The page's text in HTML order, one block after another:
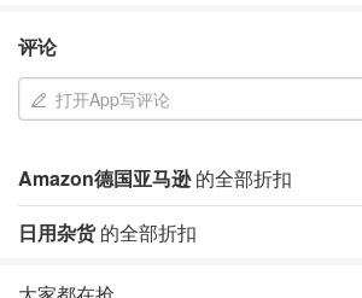
评论
打开App写评论
Amazon德国亚马逊的全部折扣
日用杂货的全部折扣